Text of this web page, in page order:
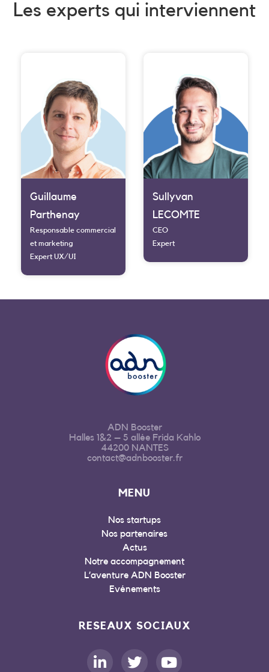
Les experts qui interviennent
Guillaume
Parthenay
Responsable commercial
et marketing
Expert UX/UI
Sullyvan
LECOMTE
CEO
Expert
ADN Booster
Halles 1&2 – 5 allée Frida Kahlo
44200 NANTES
contact@adnbooster.fr
MENU
Nos startups
Nos partenaires
Actus
Notre accompagnement
L’aventure ADN Booster
Evénements
RESEAUX SOCIAUX